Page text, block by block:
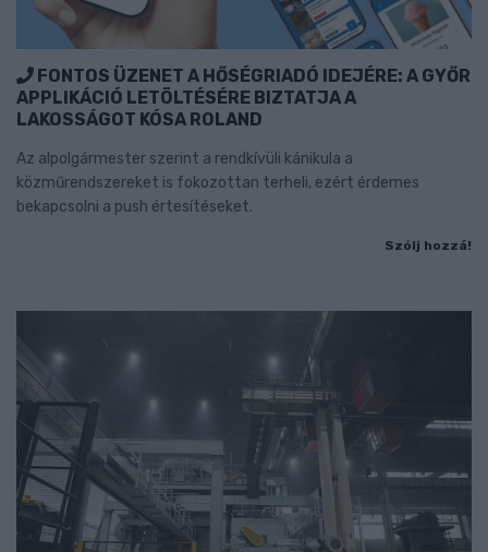
FONTOS ÜZENET A HŐSÉGRIADÓ IDEJÉRE: A GYŐR
APPLIKÁCIÓ LETÖLTÉSÉRE BIZTATJA A
LAKOSSÁGOT KÓSA ROLAND
Az alpolgármester szerint a rendkívüli kánikula a
közműrendszereket is fokozottan terheli, ezért érdemes
bekapcsolni a push értesítéseket.
Szólj hozzá!